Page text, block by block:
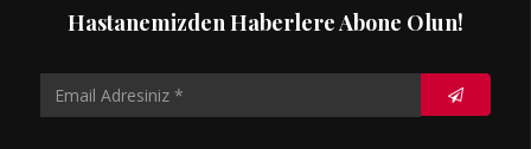
Hastanemizden Haberlere Abone Olun!